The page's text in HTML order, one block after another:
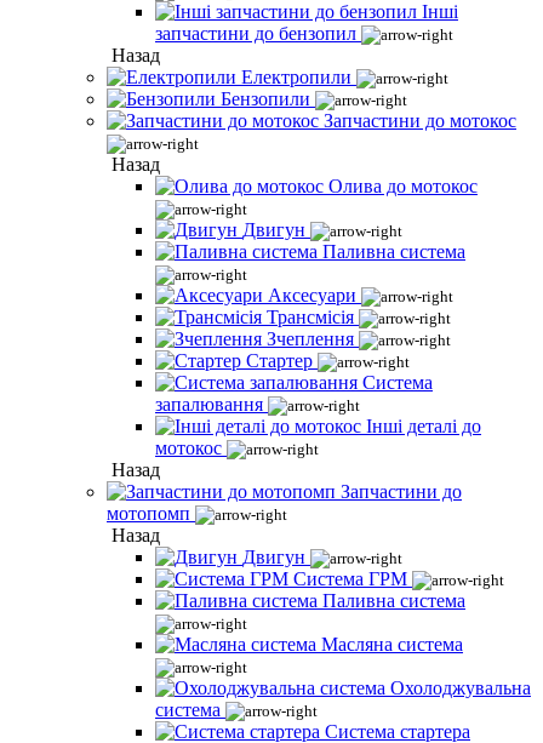
Інші
запчастини до бензопил
Назад
Електропили
Бензопили
Запчастини до мотокос
Назад
Олива до мотокос
Двигун
Паливна система
Аксесуари
Трансмісія
Зчеплення
Стартер
Система
запалювання
Інші деталі до
мотокос
Назад
Запчастини до
мотопомп
Назад
Двигун
Система ГРМ
Паливна система
Масляна система
Охолоджувальна
система
Система стартера